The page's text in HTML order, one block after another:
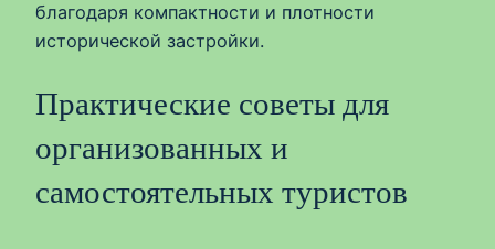
благодаря компактности и плотности
исторической застройки.
Практические советы для
организованных и
самостоятельных туристов